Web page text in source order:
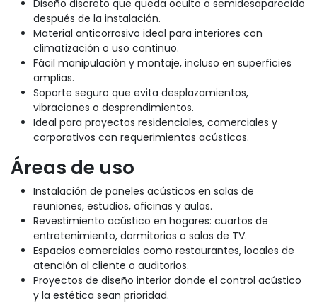
Diseño discreto que queda oculto o semidesaparecido
después de la instalación.
Material anticorrosivo ideal para interiores con
climatización o uso continuo.
Fácil manipulación y montaje, incluso en superficies
amplias.
Soporte seguro que evita desplazamientos,
vibraciones o desprendimientos.
Ideal para proyectos residenciales, comerciales y
corporativos con requerimientos acústicos.
Áreas de uso
Instalación de paneles acústicos en salas de
reuniones, estudios, oficinas y aulas.
Revestimiento acústico en hogares: cuartos de
entretenimiento, dormitorios o salas de TV.
Espacios comerciales como restaurantes, locales de
atención al cliente o auditorios.
Proyectos de diseño interior donde el control acústico
y la estética sean prioridad.